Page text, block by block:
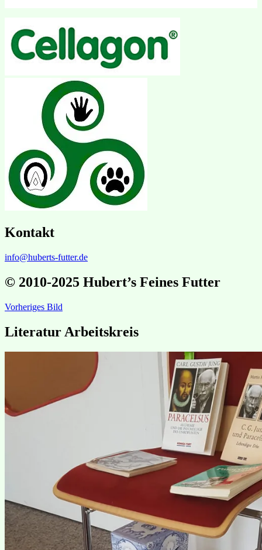
Kontakt
info@huberts-futter.de
© 2010-2025 Hubert’s Feines Futter
Vorheriges Bild
Literatur Arbeitskreis